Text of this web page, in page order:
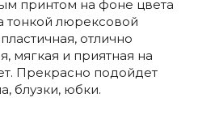
принтом на фоне цвета
люрексовой
отлично
мягкая и приятная на
Прекрасно подойдет
блузки, юбки.